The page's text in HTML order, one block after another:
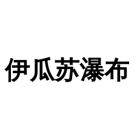
伊瓜苏瀑布